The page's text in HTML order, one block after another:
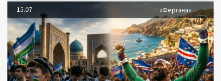
15.07 «Фергана»